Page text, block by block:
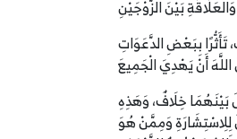
بِبَعْضِ الدَّعَوَاتِ
بَيْنَهُمَا خِلَافٌ، وَهَذِهِ
لِلِاسْتِشَارَةِ وَمِمَّنْ هُوَ